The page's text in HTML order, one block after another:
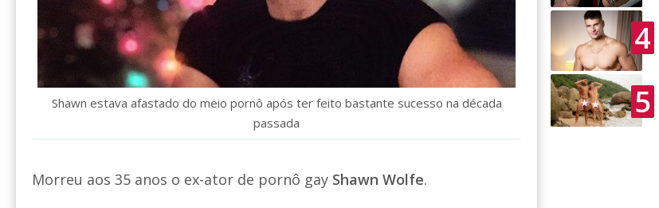
Shawn estava afastado do meio pornô após ter feito bastante sucesso na década
passada
Morreu aos 35 anos o ex-ator de pornô gay Shawn Wolfe.
4
5